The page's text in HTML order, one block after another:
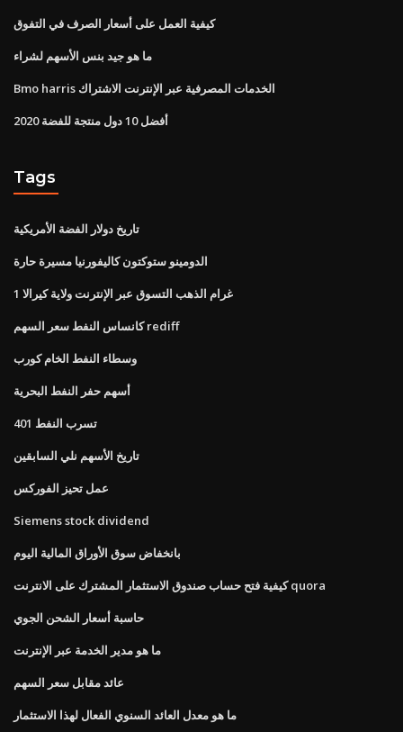
كيفية العمل على أسعار الصرف في التفوق
ما هو جيد بنس الأسهم لشراء
Bmo harris الخدمات المصرفية عبر الإنترنت الاشتراك
أفضل 10 دول منتجة للفضة 2020
Tags
تاريخ دولار الفضة الأمريكية
الدومينو ستوكتون كاليفورنيا مسيرة حارة
1 غرام الذهب التسوق عبر الإنترنت ولاية كيرالا
كانساس النفط سعر السهم rediff
وسطاء النفط الخام كورب
أسهم حفر النفط البحرية
401 تسرب النفط
تاريخ الأسهم نلي السابقين
عمل تحيز الفوركس
Siemens stock dividend
بانخفاض سوق الأوراق المالية اليوم
كيفية فتح حساب صندوق الاستثمار المشترك على الانترنت quora
حاسبة أسعار الشحن الجوي
ما هو مدير الخدمة عبر الإنترنت
عائد مقابل سعر السهم
ما هو معدل العائد السنوي الفعال لهذا الاستثمار